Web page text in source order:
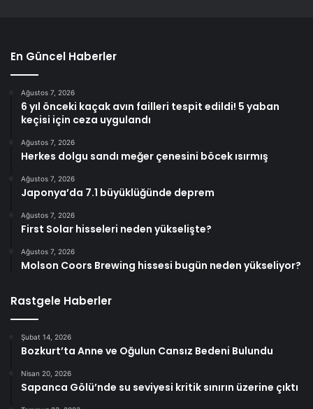
En Güncel Haberler
Ağustos 7, 2026
6 yıl önceki kaçak avın failleri tespit edildi! 5 yaban
keçisi için ceza uygulandı
Ağustos 7, 2026
Herkes dolgu sandı meğer çenesini böcek ısırmış
Ağustos 7, 2026
Japonya’da 7.1 büyüklüğünde deprem
Ağustos 7, 2026
First Solar hisseleri neden yükselişte?
Ağustos 7, 2026
Molson Coors Brewing hissesi bugün neden yükseliyor?
Rastgele Haberler
Şubat 14, 2026
Bozkurt’ta Anne ve Oğulun Cansız Bedeni Bulundu
Nisan 20, 2026
Sapanca Gölü’nde su seviyesi kritik sınırın üzerine çıktı